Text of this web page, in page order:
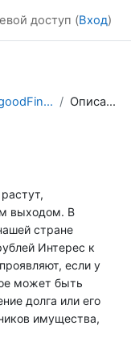
доступ (Вход)
goodFinace Описание
выходом. В
стране
Интерес к
если у
может быть
долга или его
имущества,